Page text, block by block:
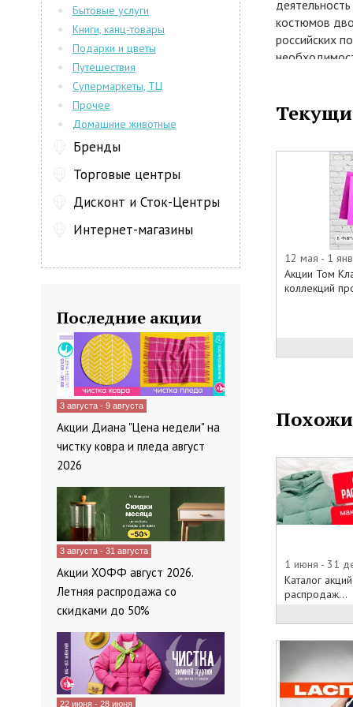
костюмов
российских
костюмов
изменился и
добавились
Том Клайм:
удобную
только
с ценами и
Клайм. На
TOM KLAIM
размера.
затем пойти
говориться
Изящные
свобода
Купить
магазинах
и Дисконт-
магазине
сезона за
страницах
информация
12 мая - 1
Акции Том
коллекций
1 июня - 31
Каталог
распродаж...
Бытовые услуги
Книги, канц-товары
Подарки и цветы
Путешествия
Супермаркеты, ТЦ
Прочее
Домашние животные
Бренды
Торговые центры
Дисконт и Сток-Центры
Интернет-магазины
Последние акции
3 августа - 9 августа
Акции Диана "Цена недели" на
чистку ковра и пледа август
2026
3 августа - 31 августа
Акции ХОФФ август 2026.
Летняя распродажа со
скидками до 50%
22 июня - 28 июня